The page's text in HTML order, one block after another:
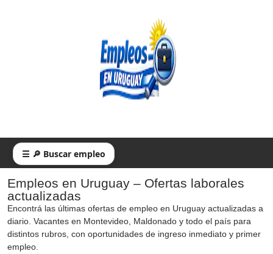
☰ 🔎 Buscar empleo
Empleos en Uruguay – Ofertas laborales
actualizadas
Encontrá las últimas ofertas de empleo en Uruguay actualizadas a
diario. Vacantes en Montevideo, Maldonado y todo el país para
distintos rubros, con oportunidades de ingreso inmediato y primer
empleo.